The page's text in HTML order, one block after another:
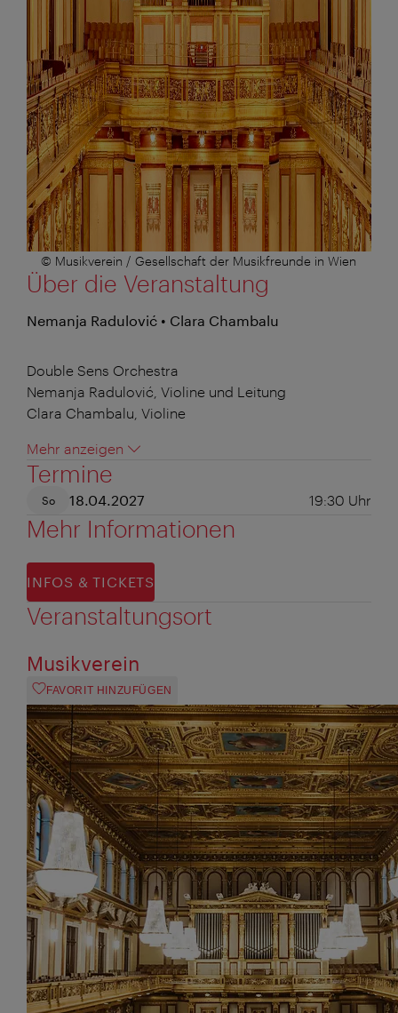
© Musikverein / Gesellschaft der Musikfreunde in Wien
Über die Veranstaltung
Nemanja Radulović • Clara Chambalu
Double Sens Orchestra
Nemanja Radulović, Violine und Leitung
Clara Chambalu, Violine
Mehr anzeigen
Termine
So 18.04.2027 19:30 Uhr
Mehr Informationen
INFOS & TICKETS
Veranstaltungsort
Musikverein
FAVORIT HINZUFÜGEN